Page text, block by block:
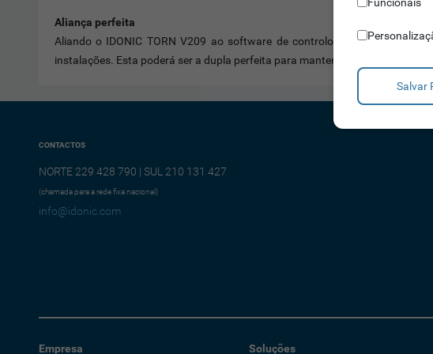
Aliança perfeita
Aliando o IDONIC TORN V209 ao software de controlo de acessos
instalações. Esta poderá ser a dupla perfeita para manter a segurança do seu
CONTACTOS
NORTE 229 428 790 | SUL 210 131 427
(chamada para a rede fixa nacional)
info@idonic.com
Empresa Soluções
Salvar